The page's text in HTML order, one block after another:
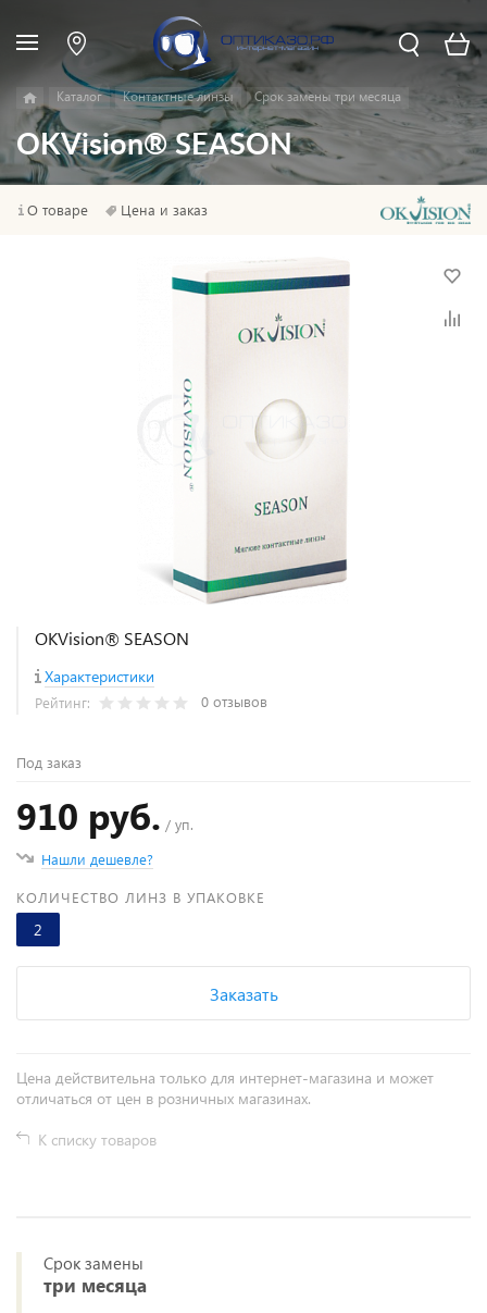
Каталог Контактные линзы Срок замены три месяца
OKVision® SEASON
О товаре Цена и заказ
OKVision® SEASON
Характеристики
Рейтинг: 0 отзывов
Под заказ
910 руб. / уп.
Нашли дешевле?
КОЛИЧЕСТВО ЛИНЗ В УПАКОВКЕ
2
Заказать
Цена действительна только для интернет-магазина и может
отличаться от цен в розничных магазинах.
К списку товаров
Срок замены
три месяца